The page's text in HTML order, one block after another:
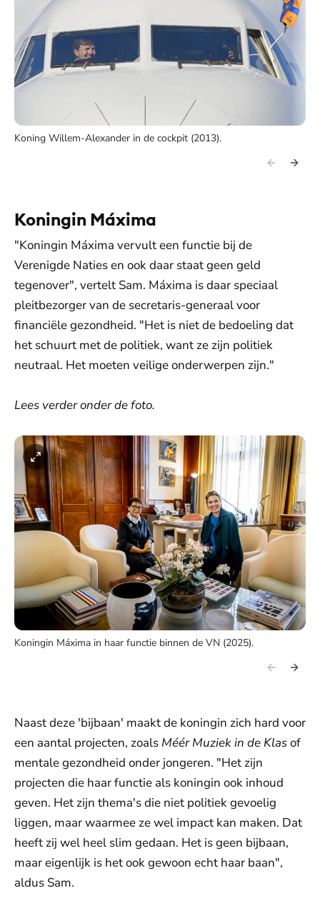
Koning Willem-Alexander in de cockpit (2013).
Koningin Máxima
"Koningin Máxima vervult een functie bij de
Verenigde Naties en ook daar staat geen geld
tegenover", vertelt Sam. Máxima is daar speciaal
pleitbezorger van de secretaris-generaal voor
financiële gezondheid. "Het is niet de bedoeling dat
het schuurt met de politiek, want ze zijn politiek
neutraal. Het moeten veilige onderwerpen zijn."
Lees verder onder de foto.
Koningin Máxima in haar functie binnen de VN (2025).
Naast deze 'bijbaan' maakt de koningin zich hard voor
een aantal projecten, zoals Méér Muziek in de Klasof
mentale gezondheid onder jongeren. "Het zijn
projecten die haar functie als koningin ook inhoud
geven. Het zijn thema's die niet politiek gevoelig
liggen, maar waarmee ze wel impact kan maken. Dat
heeft zij wel heel slim gedaan. Het is geen bijbaan,
maar eigenlijk is het ook gewoon echt haar baan",
aldus Sam.